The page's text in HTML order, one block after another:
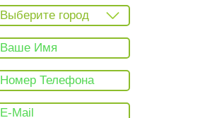
Выберите город